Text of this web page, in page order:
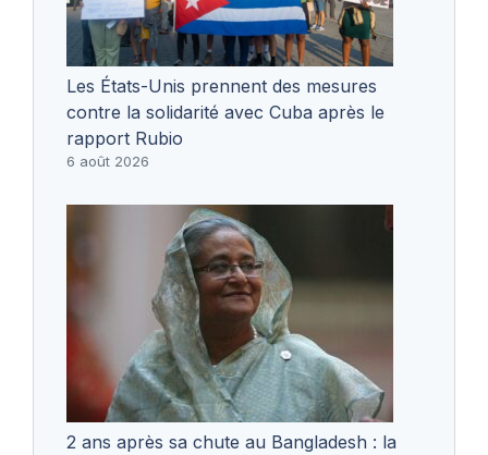
Les États-Unis prennent des mesures
contre la solidarité avec Cuba après le
rapport Rubio
6 août 2026
2 ans après sa chute au Bangladesh : la